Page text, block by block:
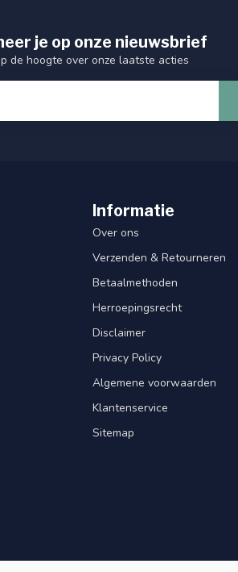
je op onze nieuwsbrief
de hoogte over onze laatste acties
Informatie
Over ons
Verzenden & Retourneren
Betaalmethoden
Herroepingsrecht
Disclaimer
Privacy Policy
Algemene voorwaarden
Klantenservice
Sitemap